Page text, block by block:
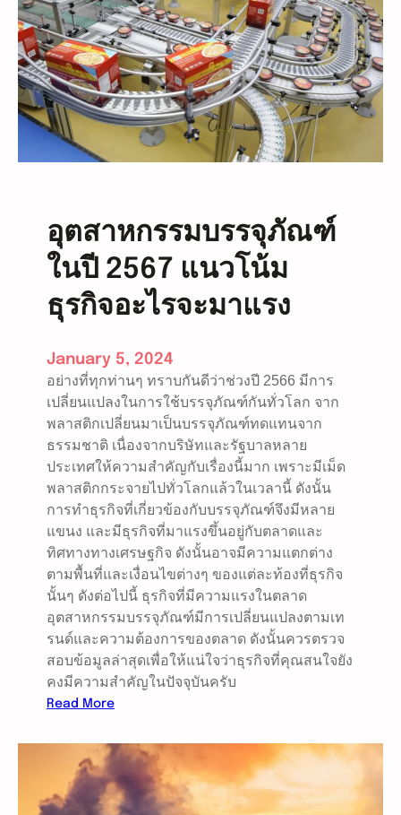
ส์
ปี
2
0
2
4
อุตสาหกรรมบรรจุภัณฑ์
ในปี 2567 แนวโน้ม
ธุรกิจอะไรจะมาแรง
January 5, 2024
อย่างที่ทุกท่านๆ ทราบกันดีว่าช่วงปี 2566 มีการ
เปลี่ยนแปลงในการใช้บรรจุภัณฑ์กันทั่วโลก จาก
พลาสติกเปลี่ยนมาเป็นบรรจุภัณฑ์ทดแทนจาก
ธรรมชาติ เนื่องจากบริษัทและรัฐบาลหลาย
ประเทศให้ความสำคัญกับเรื่องนี้มาก เพราะมีเม็ด
พลาสติกกระจายไปทั่วโลกแล้วในเวลานี้ ดังนั้น
การทำธุรกิจที่เกี่ยวข้องกับบรรจุภัณฑ์จึงมีหลาย
แขนง และมีธุรกิจที่มาแรงขึ้นอยู่กับตลาดและ
ทิศทางทางเศรษฐกิจ ดังนั้นอาจมีความแตกต่าง
ตามพื้นที่และเงื่อนไขต่างๆ ของแต่ละท้องที่ธุรกิจ
นั้นๆ ดังต่อไปนี้ ธุรกิจที่มีความแรงในตลาด
อุตสาหกรรมบรรจุภัณฑ์มีการเปลี่ยนแปลงตามเท
รนด์และความต้องการของตลาด ดังนั้นควรตรวจ
สอบข้อมูลล่าสุดเพื่อให้แน่ใจว่าธุรกิจที่คุณสนใจยัง
คงมีความสำคัญในปัจจุบันครับ
Read More:
ต
า
ห